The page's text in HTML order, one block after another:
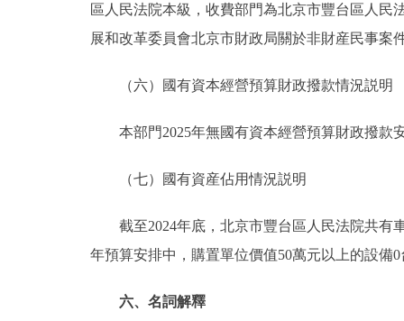
區人民法院本級，收費部門為北京市豐台區人民
展和改革委員會北京市財政局關於非財産民事案
（六）國有資本經營預算財政撥款情況説明
本部門2025年無國有資本經營預算財政撥款
（七）國有資産佔用情況説明
截至2024年底，北京市豐台區人民法院共有車
年預算安排中，購置單位價值50萬元以上的設備
六、名詞解釋